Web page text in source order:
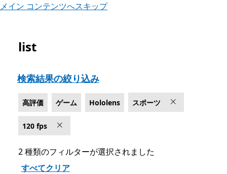
メイン コンテンツへスキップ
Microsoft.com をリスト
list
検索結果の絞り込み
高評価 ゲーム Hololens スポーツ
120 fps
2 種類のフィルターが選択されました
すべてクリア